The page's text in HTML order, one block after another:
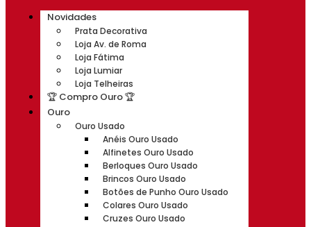
Novidades
Prata Decorativa
Loja Av. de Roma
Loja Fátima
Loja Lumiar
Loja Telheiras
🏆 Compro Ouro 🏆
Ouro
Ouro Usado
Anéis Ouro Usado
Alfinetes Ouro Usado
Berloques Ouro Usado
Brincos Ouro Usado
Botões de Punho Ouro Usado
Colares Ouro Usado
Cruzes Ouro Usado